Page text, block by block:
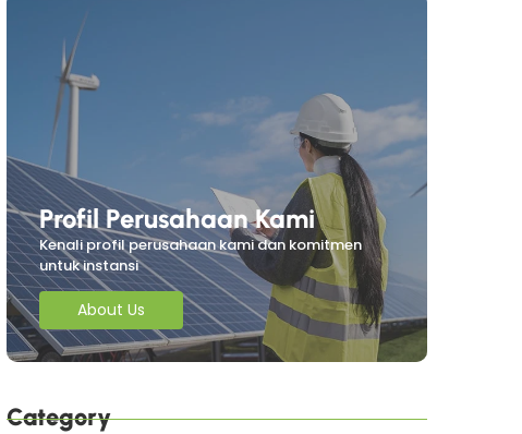
Profil Perusahaan Kami
Kenali profil perusahaan kami dan komitmen
untuk instansi
About Us
Category